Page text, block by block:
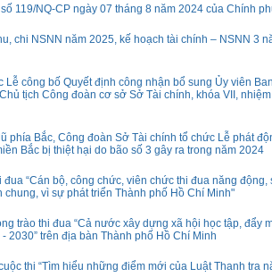
119/NQ-CP ngày 07 tháng 8 năm 2024 của Chính
chi NSNN năm 2025, kế hoạch tài chính – NSNN 3
công bố Quyết định công nhận bổ sung Ủy viên
tịch Công đoàn cơ sở Sở Tài chính, khóa VII,
phía Bắc, Công đoàn Sở Tài chính tổ chức Lễ phát
Bắc bị thiệt hại do bão số 3 gây ra trong năm 2024
“Cán bộ, công chức, viên chức thi đua năng động,
vì sự phát triển Thành phố Hồ Chí Minh"
trào thi đua “Cả nước xây dựng xã hội học tập, đẩy
2030” trên địa bàn Thành phố Hồ Chí Minh
thi “Tìm hiểu những điểm mới của Luật Thanh tra